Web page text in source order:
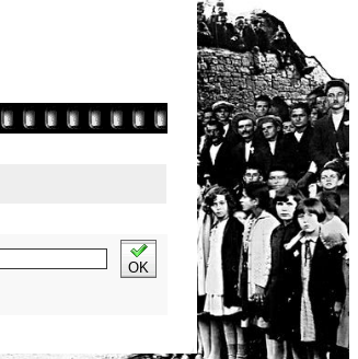
OK